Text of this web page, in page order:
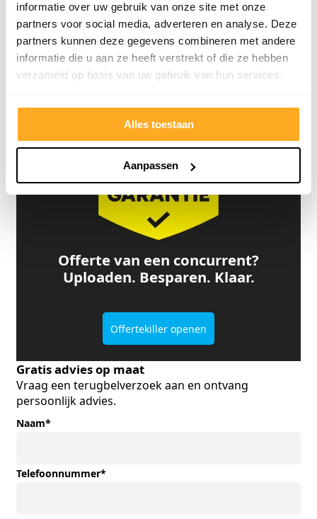
informatie over uw gebruik van onze site met onze
partners voor social media, adverteren en analyse. Deze
partners kunnen deze gegevens combineren met andere
informatie die u aan ze heeft verstrekt of die ze hebben
verzameld op basis van uw gebruik van hun services.
Alles toestaan
Aanpassen
4.8/5 24.553 reviews
Offerte van een concurrent?
Uploaden. Besparen. Klaar.
Offertekiller openen
Gratis advies op maat
Vraag een terugbelverzoek aan en ontvang
persoonlijk advies.
Naam*
Telefoonnummer*